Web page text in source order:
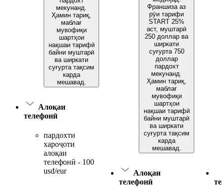
мекунанд.
Ҳамин тариқ,
маблағ
мувофиқи
шартҳои
нақшаи тарифӣ
байни муштарӣ
ва ширкати
суғурта тақсим
карда
мешавад.
Алоқаи
телефонӣ
пардохти
хароҷоти
алоқаи
телефонӣ - 100
usd/eur
Франшиза аз
рӯи тарифи
START 25%
аст, муштарӣ
250 доллар ва
ширкати
суғурта 750
доллар
пардохт
мекунанд.
Ҳамин тариқ,
маблағ
мувофиқи
шартҳои
нақшаи тарифӣ
байни муштарӣ
ва ширкати
суғурта тақсим
карда
мешавад.
Алоқаи
телефонӣ